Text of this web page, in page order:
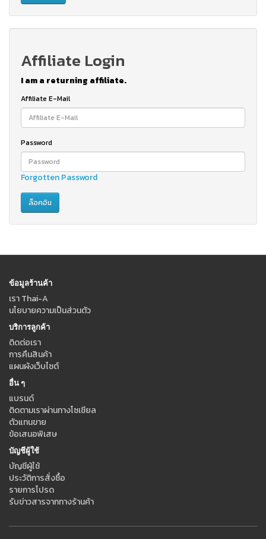
Affiliate Login
I am a returning affiliate.
Affiliate E-Mail
Password
Forgotten Password
ข้อมูลร้านค้า
เรา Thai-A
นโยบายความเป็นส่วนตัว
บริการลูกค้า
ติดต่อเรา
การคืนสินค้า
แผนผังเว็บไซต์
อื่น ๆ
แบรนด์
ติดตามเราผ่านทางโซเชียล
ตัวแทนขาย
ข้อเสนอพิเสษ
บัญชีผู้ใช้
บัญชีผู้ใช้
ประวัติการสั่งซื้อ
รายการโปรด
รับข่าวสารจากทางร้านค้า